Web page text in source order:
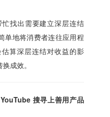
找出需要建立深层连结
单地将消费者连往应用程
算深层连结对收益的影
成效。
搜寻上善用产品